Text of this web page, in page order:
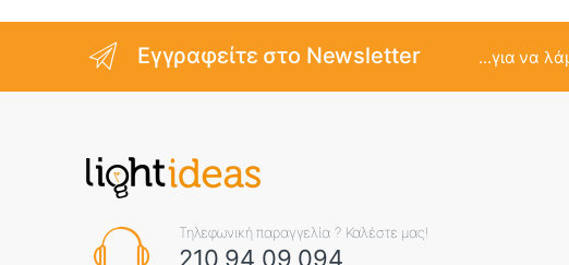
Εγγραφείτε στο Newsletter ...για να
Τηλεφωνική παραγγελία ? Καλέστε μας!
210 94 09 094